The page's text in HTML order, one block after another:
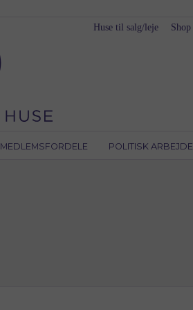
MEDLEMSFORDELE POLITISK ARBEJDE
Huse til salg/leje Shop